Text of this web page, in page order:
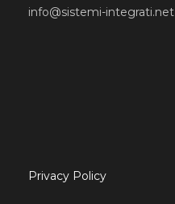
info@sistemi-integrati.net
Privacy Policy